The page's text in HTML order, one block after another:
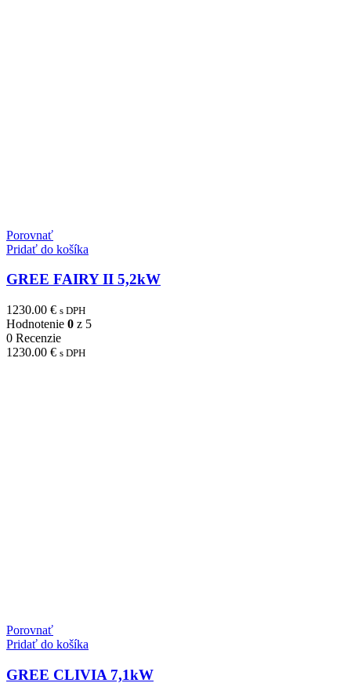
Porovnať
Pridať do košíka
GREE FAIRY II 5,2kW
1230.00 € s DPH
Hodnotenie 0 z 5
0 Recenzie
1230.00 € s DPH
Porovnať
Pridať do košíka
GREE CLIVIA 7,1kW